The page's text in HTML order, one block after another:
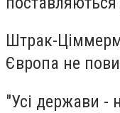
Штрак-
Європа не
"Усі держави -